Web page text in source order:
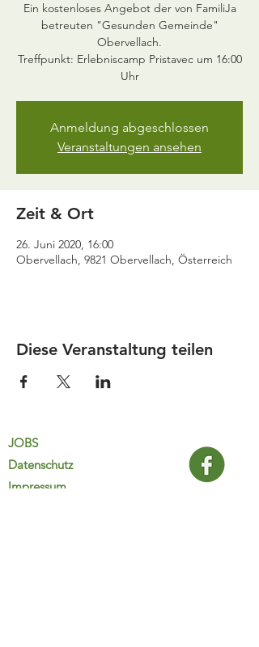
Ein kostenloses Angebot der von FamiliJa
betreuten "Gesunden Gemeinde"
Obervellach.
Treffpunkt: Erlebniscamp Pristavec um 16:00
Uhr
Anmeldung abgeschlossen
Veranstaltungen ansehen
Zeit & Ort
26. Juni 2020, 16:00
Obervellach, 9821 Obervellach, Österreich
Diese Veranstaltung teilen
JOBS
Datenschutz
Impressum